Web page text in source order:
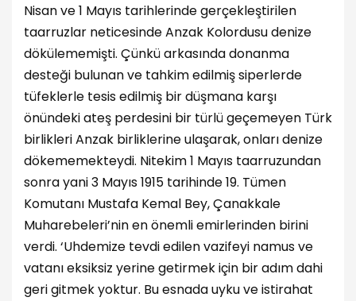
Nisan ve 1 Mayıs tarihlerinde gerçekleştirilen
taarruzlar neticesinde Anzak Kolordusu denize
dökülememişti. Çünkü arkasında donanma
desteği bulunan ve tahkim edilmiş siperlerde
tüfeklerle tesis edilmiş bir düşmana karşı
önündeki ateş perdesini bir türlü geçemeyen Türk
birlikleri Anzak birliklerine ulaşarak, onları denize
dökememekteydi. Nitekim 1 Mayıs taarruzundan
sonra yani 3 Mayıs 1915 tarihinde 19. Tümen
Komutanı Mustafa Kemal Bey, Çanakkale
Muharebeleri’nin en önemli emirlerinden birini
verdi. ‘Uhdemize tevdi edilen vazifeyi namus ve
vatanı eksiksiz yerine getirmek için bir adım dahi
geri gitmek yoktur. Bu esnada uyku ve istirahat